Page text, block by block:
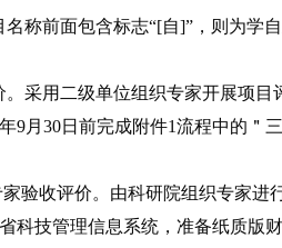
称前面包含标志“[自]”，则为学自
采用二级单位组织专家开展项目
9月30日前完成附件1流程中的＂
验收评价。由科研院组织专家进
科技管理信息系统，准备纸质版